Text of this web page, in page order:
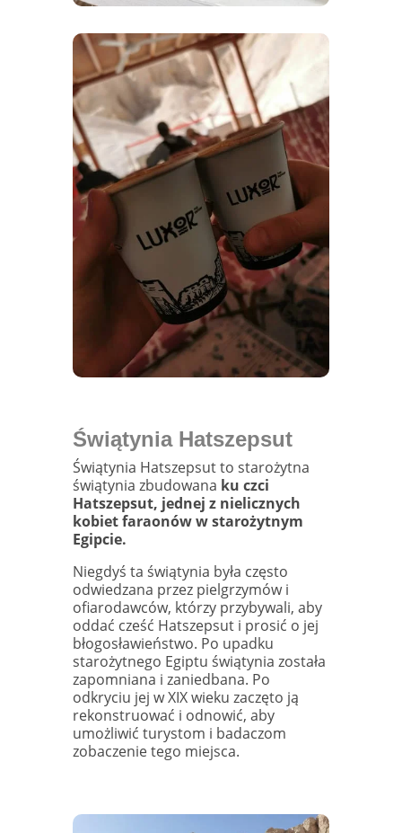
Świątynia Hatszepsut
Świątynia Hatszepsut to starożytna
świątynia zbudowana ku czci
Hatszepsut, jednej z nielicznych
kobiet faraonów w starożytnym
Egipcie.
Niegdyś ta świątynia była często
odwiedzana przez pielgrzymów i
ofiarodawców, którzy przybywali, aby
oddać cześć Hatszepsut i prosić o jej
błogosławieństwo. Po upadku
starożytnego Egiptu świątynia została
zapomniana i zaniedbana. Po
odkryciu jej w XIX wieku zaczęto ją
rekonstruować i odnowić, aby
umożliwić turystom i badaczom
zobaczenie tego miejsca.